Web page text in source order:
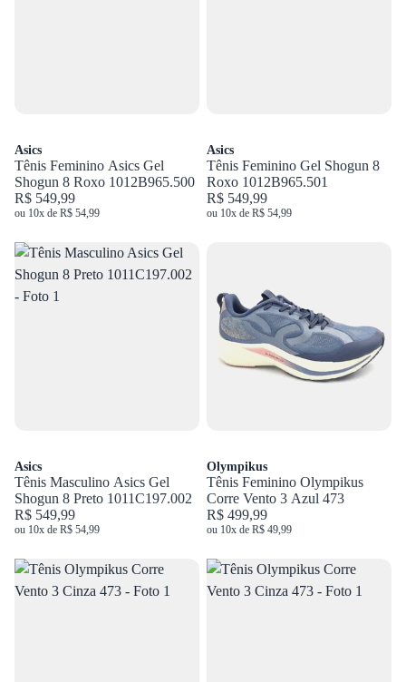
Asics
Tênis Feminino Asics Gel
Shogun 8 Roxo 1012B965.500
R$ 549,99
ou 10x de R$ 54,99
Asics
Tênis Feminino Gel Shogun 8
Roxo 1012B965.501
R$ 549,99
ou 10x de R$ 54,99
Asics
Tênis Masculino Asics Gel
Shogun 8 Preto 1011C197.002
R$ 549,99
ou 10x de R$ 54,99
Olympikus
Tênis Feminino Olympikus
Corre Vento 3 Azul 473
R$ 499,99
ou 10x de R$ 49,99